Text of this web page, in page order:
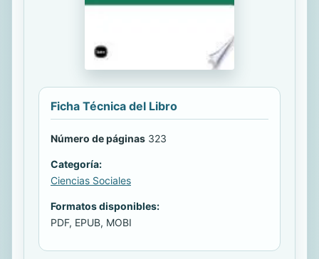
Ficha Técnica del Libro
Número de páginas 323
Categoría:
Ciencias Sociales
Formatos disponibles:
PDF, EPUB, MOBI